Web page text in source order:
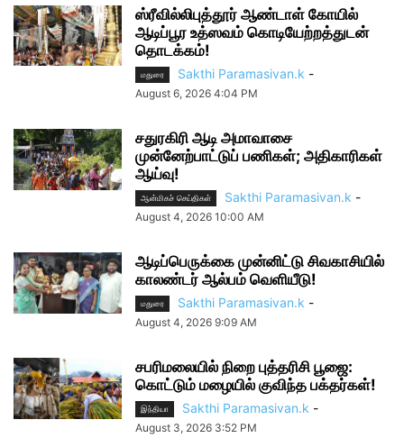
ஸ்ரீவில்லிபுத்தூர் ஆண்டாள் கோயில்
ஆடிப்பூர உத்ஸவம் கொடியேற்றத்துடன்
தொடக்கம்!
மதுரை Sakthi Paramasivan.k -
August 6, 2026 4:04 PM
சதுரகிரி ஆடி அமாவாசை
முன்னேற்பாட்டுப் பணிகள்; அதிகாரிகள்
ஆய்வு!
ஆன்மிகச் செய்திகள் Sakthi Paramasivan.k -
August 4, 2026 10:00 AM
ஆடிப்பெருக்கை முன்னிட்டு சிவகாசியில்
காலண்டர் ஆல்பம் வெளியீடு!
மதுரை Sakthi Paramasivan.k -
August 4, 2026 9:09 AM
சபரிமலையில் நிறை புத்தரிசி பூஜை:
கொட்டும் மழையில் குவிந்த பக்தர்கள்!
இந்தியா Sakthi Paramasivan.k -
August 3, 2026 3:52 PM